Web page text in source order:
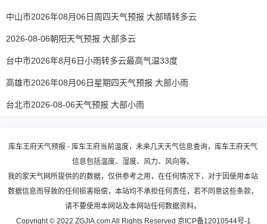
中山市2026年08月06日周四天气预报 大部晴转多云
2026-08-06朝阳天气预报 大部多云
台中市2026年8月6日小雨转多云最高气温33度
高雄市2026年08月06日星期四天气预报 大部小雨
台北市2026-08-06天气预报 大部小雨
库车王府天气预报 - 库车王府当前温度，未来几天天气信息查询，库车王府天气
信息包括温度、湿度、风力、风向等。
我的家天气网所提供的的数据，仅供参考之用，在任何情况下，对于因使用本站
数据信息而导致的任何损害赔偿，本站均不承担任何责任，若不同意这些条款，
请不要使用本网站及本网站任何数据资料。
Copyright © 2022 ZGJIA.com All Rights Reserved 京ICP备12010544号-1